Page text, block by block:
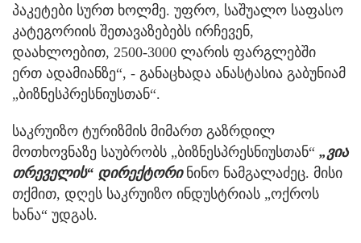
პაკეტები სურთ ხოლმე. უფრო, საშუალო საფასო
კატეგორიის შეთავაზებებს ირჩევენ,
დაახლოებით, 2500-3000 ლარის ფარგლებში
ერთ ადამიანზე“, - განაცხადა ანასტასია გაბუნიამ
„ბიზნესპრესნიუსთან“.
საკრუიზო ტურიზმის მიმართ გაზრდილ
მოთხოვნაზე საუბრობს „ბიზნესპრესნიუსთან“ „ვია
თრეველის“ დირექტორინინო ნამგალაძეც. მისი
თქმით, დღეს საკრუიზო ინდუსტრიას „ოქროს
ხანა“ უდგას.